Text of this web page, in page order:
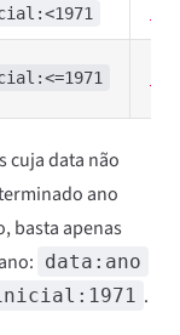
cuja data não
ano
basta apenas
data:ano
.